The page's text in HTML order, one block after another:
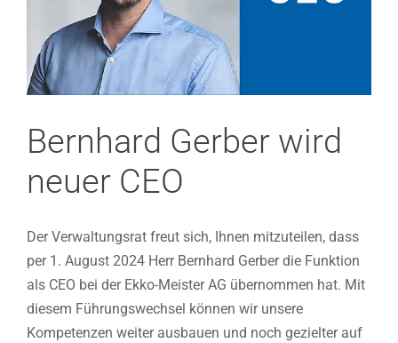
Bernhard Gerber wird
neuer CEO
Der Verwaltungsrat freut sich, Ihnen mitzuteilen, dass
per 1. August 2024 Herr Bernhard Gerber die Funktion
als CEO bei der Ekko-Meister AG übernommen hat. Mit
diesem Führungswechsel können wir unsere
Kompetenzen weiter ausbauen und noch gezielter auf